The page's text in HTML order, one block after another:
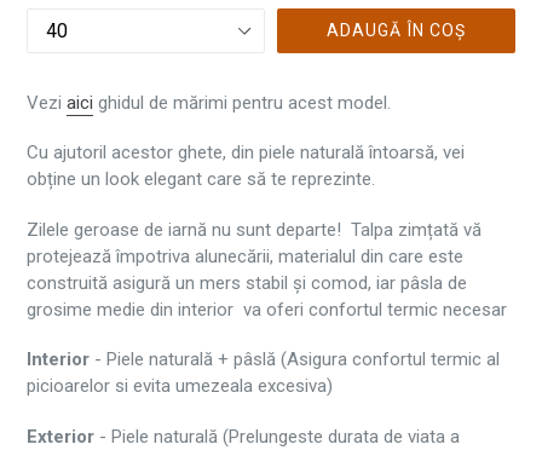
ADAUGĂ ÎN COȘ
Vezi aici ghidul de mărimi pentru acest model.
Cu ajutoril acestor ghete, din piele naturală întoarsă, vei
obține un look elegant care să te reprezinte.
Zilele geroase de iarnă nu sunt departe! Talpa zimțată vă
protejează împotriva alunecării, materialul din care este
construită asigură un mers stabil și comod, iar pâsla de
grosime medie din interior va oferi confortul termic necesar
Interior - Piele naturală + pâslă (Asigura confortul termic al
picioarelor si evita umezeala excesiva)
Exterior - Piele naturală (Prelungeste durata de viata a